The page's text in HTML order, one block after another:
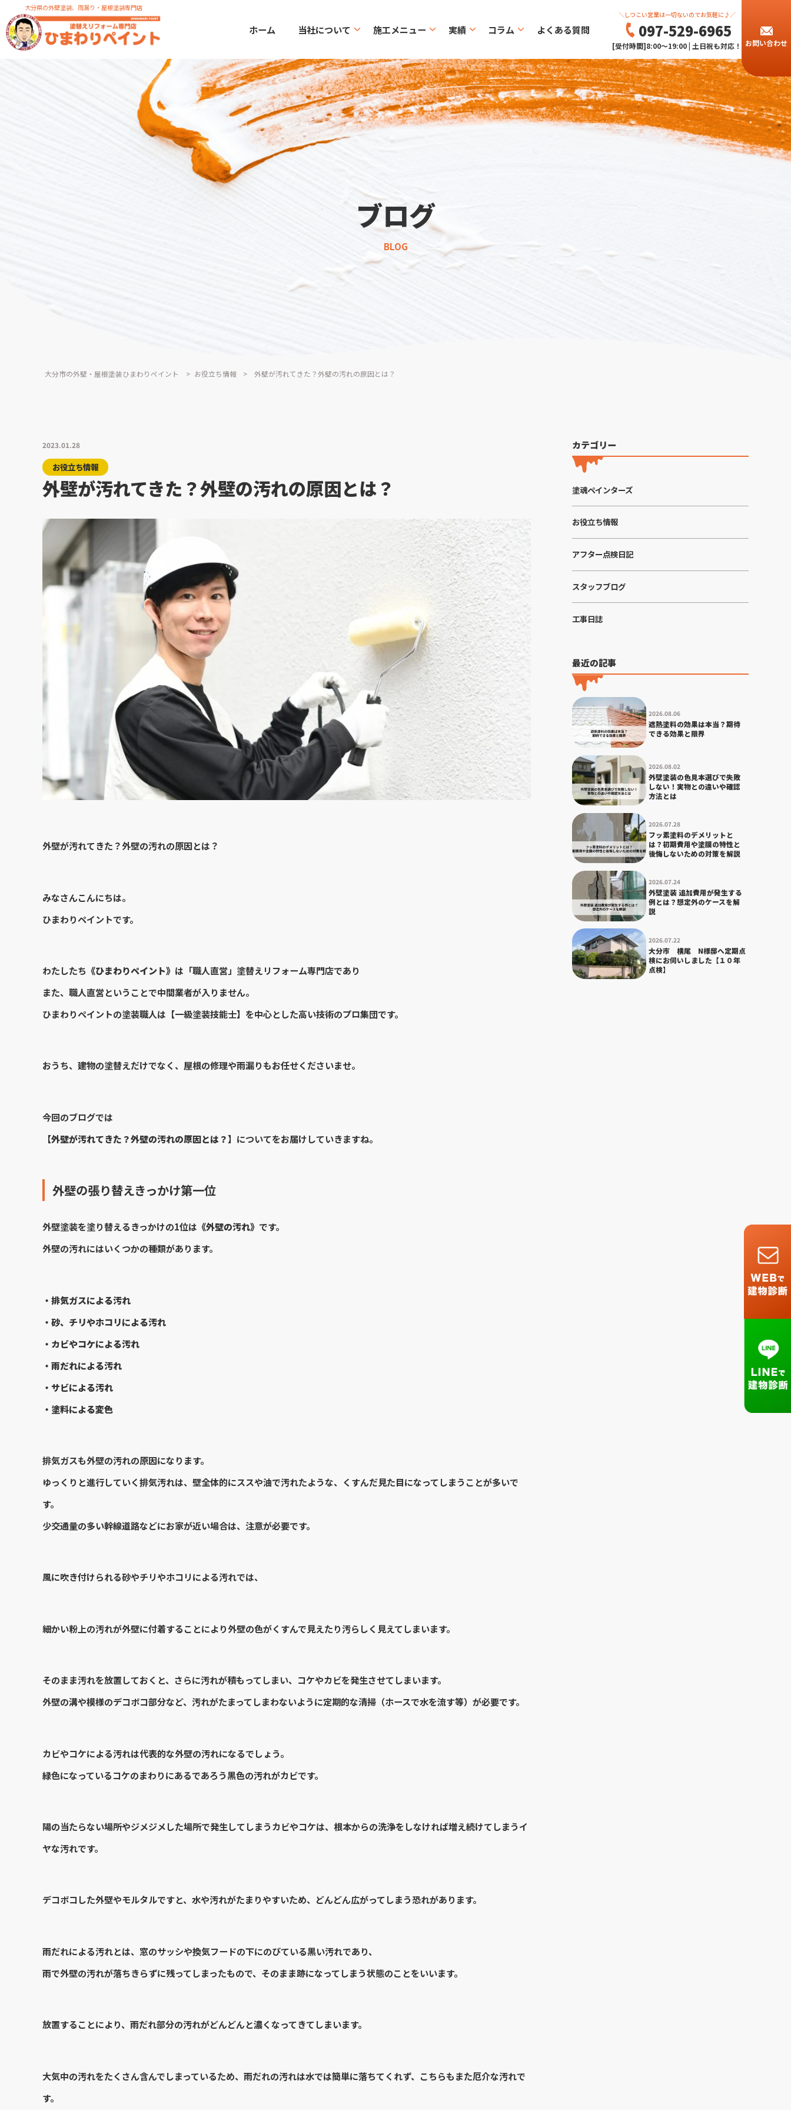
大分県の外壁塗装、雨漏り・屋根塗装専門店
ホーム 当社について 施工メニュー 実績 コラム よくある質問
＼しつこい営業は一切ないのでお気軽に♪／
097-529-6965
[受付時間]8:00～19:00 | 土日祝も対応！ お問い合わせ
ブログ
BLOG
大分市の外壁・屋根塗装ひまわりペイント > お役立ち情報 > 外壁が汚れてきた？外壁の汚れの原因とは？
2023.01.28
お役立ち情報
外壁が汚れてきた？外壁の汚れの原因とは？
外壁が汚れてきた？外壁の汚れの原因とは？
みなさんこんにちは。
ひまわりペイントです。
わたしたち 《ひまわりペイント》 は「職人直営」塗替えリフォーム専門店であり
また、職人直営ということで中間業者が入りません。
ひまわりペイントの塗装職人は【一級塗装技能士】を中心とした高い技術のプロ集団です。
おうち、建物の塗替えだけでなく、屋根の修理や雨漏りもお任せくださいませ。
今回のブログでは
【外壁が汚れてきた？外壁の汚れの原因とは？】 についてをお届けしていきますね。
外壁の張り替えきっかけ第一位
外壁塗装を塗り替えるきっかけの1位は 《外壁の汚れ》 です。
外壁の汚れにはいくつかの種類があります。
・排気ガスによる汚れ
・砂、チリやホコリによる汚れ
・カビやコケによる汚れ
・雨だれによる汚れ
・サビによる汚れ
・塗料による変色
排気ガスも外壁の汚れの原因になります。
ゆっくりと進行していく排気汚れは、壁全体的にススや油で汚れたような、くすんだ見た目になってしまうことが多いで
す。
少交通量の多い幹線道路などにお家が近い場合は、注意が必要です。
風に吹き付けられる砂やチリやホコリによる汚れでは、
細かい粉上の汚れが外壁に付着することにより外壁の色がくすんで見えたり汚らしく見えてしまいます。
そのまま汚れを放置しておくと、さらに汚れが積もってしまい、コケやカビを発生させてしまいます。
外壁の溝や模様のデコボコ部分など、汚れがたまってしまわないように定期的な清掃（ホースで水を流す等）が必要です。
カビやコケによる汚れは代表的な外壁の汚れになるでしょう。
緑色になっているコケのまわりにあるであろう黒色の汚れがカビです。
陽の当たらない場所やジメジメした場所で発生してしまうカビやコケは、根本からの洗浄をしなければ増え続けてしまうイ
ヤな汚れです。
デコボコした外壁やモルタルですと、水や汚れがたまりやすいため、どんどん広がってしまう恐れがあります。
雨だれによる汚れとは、窓のサッシや換気フードの下にのびている黒い汚れであり、
雨で外壁の汚れが落ちきらずに残ってしまったもので、そのまま跡になってしまう状態のことをいいます。
放置することにより、雨だれ部分の汚れがどんどんと濃くなってきてしまいます。
大気中の汚れをたくさん含んでしまっているため、雨だれの汚れは水では簡単に落ちてくれず、こちらもまた厄介な汚れで
す。
カテゴリー
塗魂ペインターズ
お役立ち情報
アフター点検日記
スタッフブログ
工事日誌
最近の記事
2026.08.06
遮熱塗料の効果は本当？期待
できる効果と限界
2026.08.02
外壁塗装の色見本選びで失敗
しない！実物との違いや確認
方法とは
2026.07.28
フッ素塗料のデメリットと
は？初期費用や塗膜の特性と
後悔しないための対策を解説
2026.07.24
外壁塗装 追加費用が発生する
例とは？想定外のケースを解
説
2026.07.22
大分市 横尾 N様邸へ定期点
検にお伺いしました【１０年
点検】